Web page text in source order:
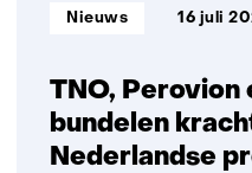
TNO, Perovion
bundelen
Nederlandse
Informatietype:
Nieuws 16 juli